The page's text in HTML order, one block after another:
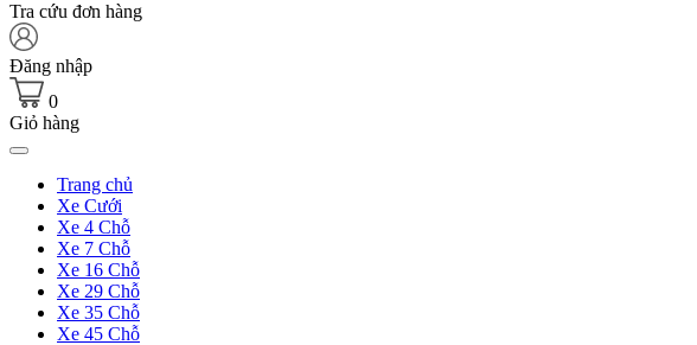
Tra cứu đơn hàng
Đăng nhập
0
Giỏ hàng
Trang chủ
Xe Cưới
Xe 4 Chỗ
Xe 7 Chỗ
Xe 16 Chỗ
Xe 29 Chỗ
Xe 35 Chỗ
Xe 45 Chỗ